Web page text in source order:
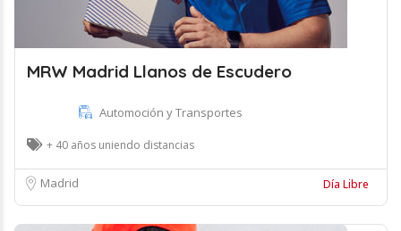
MRW Madrid Llanos de Escudero
Automoción y Transportes
+ 40 años uniendo distancias
Madrid Día Libre